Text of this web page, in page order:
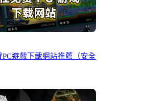
PC遊戲下載網站推薦（安全